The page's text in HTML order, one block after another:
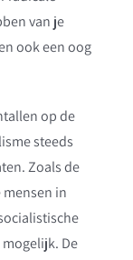
van je
ook een oog
op de
steeds
Zoals de
in
mogelijk. De